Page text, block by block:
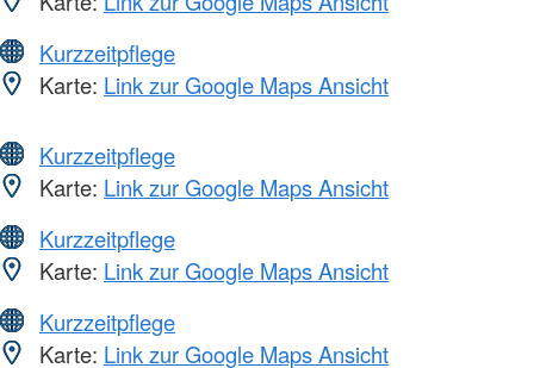
Kurzzeitpflege
Karte: Link zur Google Maps Ansicht
Kurzzeitpflege
Karte: Link zur Google Maps Ansicht
Kurzzeitpflege
Karte: Link zur Google Maps Ansicht
Kurzzeitpflege
Karte: Link zur Google Maps Ansicht